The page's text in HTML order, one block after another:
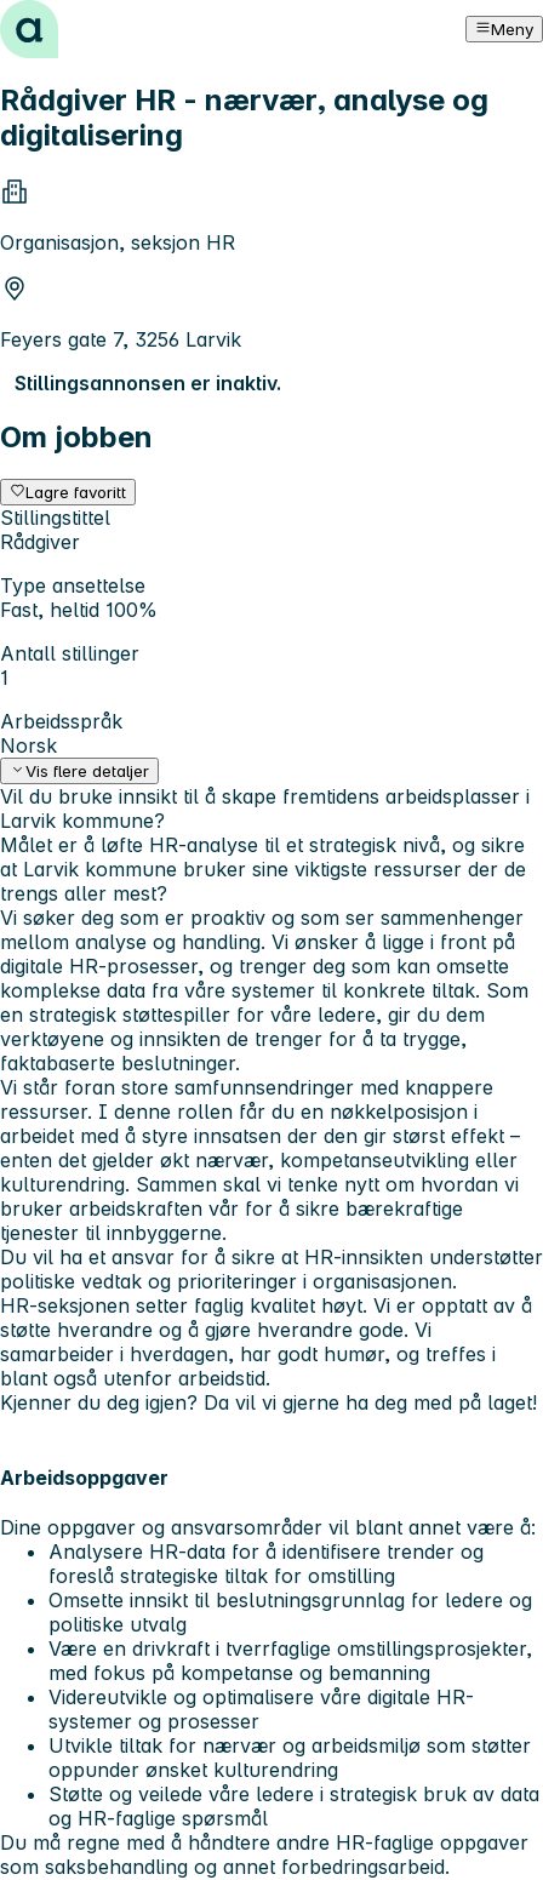
Hopp til innhold Meny
Rådgiver HR - nærvær, analyse og
digitalisering
Organisasjon, seksjon HR
Feyers gate 7, 3256 Larvik
Stillingsannonsen er inaktiv.
Om jobben
Lagre favoritt
Stillingstittel
Rådgiver
Type ansettelse
Fast, heltid 100%
Antall stillinger
1
Arbeidsspråk
Norsk
Vis flere detaljer
Vil du bruke innsikt til å skape fremtidens arbeidsplasser i
Larvik kommune?
Målet er å løfte HR-analyse til et strategisk nivå, og sikre
at Larvik kommune bruker sine viktigste ressurser der de
trengs aller mest?
Vi søker deg som er proaktiv og som ser sammenhenger
mellom analyse og handling. Vi ønsker å ligge i front på
digitale HR-prosesser, og trenger deg som kan omsette
komplekse data fra våre systemer til konkrete tiltak. Som
en strategisk støttespiller for våre ledere, gir du dem
verktøyene og innsikten de trenger for å ta trygge,
faktabaserte beslutninger.
Vi står foran store samfunnsendringer med knappere
ressurser. I denne rollen får du en nøkkelposisjon i
arbeidet med å styre innsatsen der den gir størst effekt –
enten det gjelder økt nærvær, kompetanseutvikling eller
kulturendring. Sammen skal vi tenke nytt om hvordan vi
bruker arbeidskraften vår for å sikre bærekraftige
tjenester til innbyggerne.
Du vil ha et ansvar for å sikre at HR-innsikten understøtter
politiske vedtak og prioriteringer i organisasjonen.
HR-seksjonen setter faglig kvalitet høyt. Vi er opptatt av å
støtte hverandre og å gjøre hverandre gode. Vi
samarbeider i hverdagen, har godt humør, og treffes i
blant også utenfor arbeidstid.
Kjenner du deg igjen? Da vil vi gjerne ha deg med på laget!
Arbeidsoppgaver
Dine oppgaver og ansvarsområder vil blant annet være å:
Analysere HR-data for å identifisere trender og
foreslå strategiske tiltak for omstilling
Omsette innsikt til beslutningsgrunnlag for ledere og
politiske utvalg
Være en drivkraft i tverrfaglige omstillingsprosjekter,
med fokus på kompetanse og bemanning
Videreutvikle og optimalisere våre digitale HR-
systemer og prosesser
Utvikle tiltak for nærvær og arbeidsmiljø som støtter
oppunder ønsket kulturendring
Støtte og veilede våre ledere i strategisk bruk av data
og HR-faglige spørsmål
Du må regne med å håndtere andre HR-faglige oppgaver
som saksbehandling og annet forbedringsarbeid.